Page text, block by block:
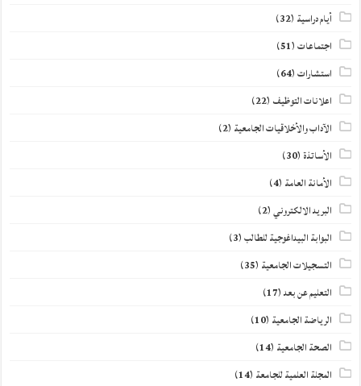
أيام دراسية (32)
اجتماعات(51)
استشارات(64)
اعلانات التوظيف (22)
الآداب والأخلاقيات الجامعية (2)
الأساتذة(30)
الأمانة العامة (4)
البريد الالكتروني(2)
البوابة البيداغوجية للطالب(3)
التسجيلات الجامعية (35)
التعليم عن بعد(17)
الرياضة الجامعية (10)
الصحة الجامعية (14)
المجلة العلمية للجامعة (14)